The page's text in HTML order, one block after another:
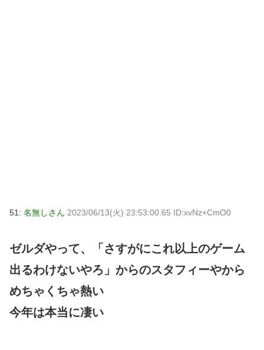
51: 名無しさん 2023/06/13(火) 23:53:00.65 ID:xvNz+CmO0
ゼルダやって、「さすがにこれ以上のゲーム
出るわけないやろ」からのスタフィーやから
めちゃくちゃ熱い
今年は本当に凄い